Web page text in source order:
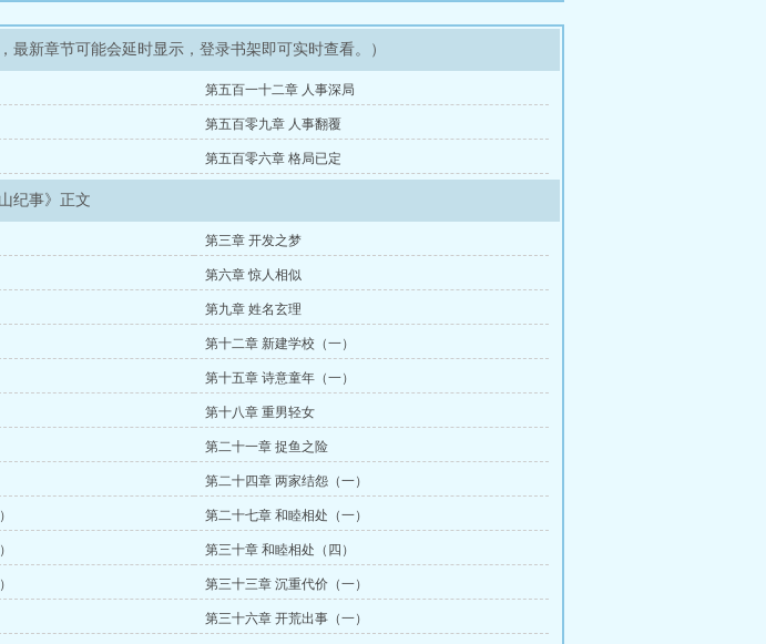
最新章节可能会延时显示，登录书架即可实时查看。）
第五百一十二章 人事深局
第五百零九章 人事翻覆
第五百零六章 格局已定
纪事》正文
第三章 开发之梦
第六章 惊人相似
第九章 姓名玄理
第十二章 新建学校（一）
第十五章 诗意童年（一）
第十八章 重男轻女
第二十一章 捉鱼之险
第二十四章 两家结怨（一）
第二十七章 和睦相处（一）
第三十章 和睦相处（四）
第三十三章 沉重代价（一）
第三十六章 开荒出事（一）